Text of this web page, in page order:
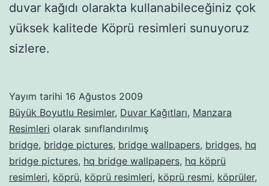
duvar kağıdı olarakta kullanabileceğiniz çok
yüksek kalitede Köprü resimleri sunuyoruz
sizlere.
Yayım tarihi 16 Ağustos 2009
Büyük Boyutlu Resimler, Duvar Kağıtları, Manzara
Resimleri olarak sınıflandırılmış
bridge, bridge pictures, bridge wallpapers, bridges, hq
bridge pictures, hq bridge wallpapers, hq köprü
resimleri, köprü, köprü resimleri, köprü resmi, köprüler,